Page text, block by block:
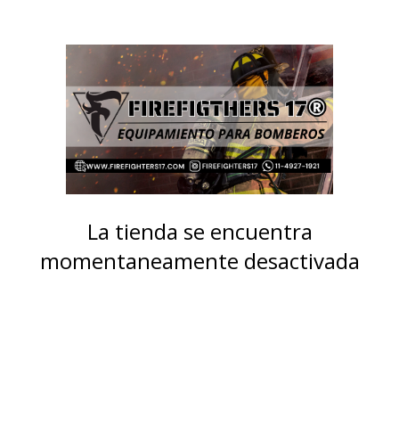
La tienda se encuentra
momentaneamente desactivada